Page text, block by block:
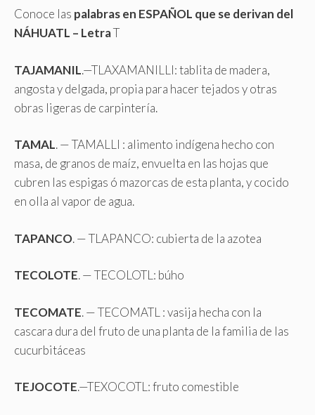
Conoce las palabras en ESPAÑOL que se derivan del
NÁHUATL – LetraT
TAJAMANIL.—TLAXAMANILLI: tablita de madera,
angosta y delgada, propia para hacer tejados y otras
obras ligeras de carpintería.
TAMAL. — TAMALLI : alimento indígena hecho con
masa, de granos de maíz, envuelta en las hojas que
cubren las espigas ó mazorcas de esta planta, y cocido
en olla al vapor de agua.
TAPANCO. — TLAPANCO: cubierta de la azotea
TECOLOTE. — TECOLOTL: búho
TECOMATE. — TECOMATL : vasija hecha con la
cascara dura del fruto de una planta de la familia de las
cucurbitáceas
TEJOCOTE.—TEXOCOTL: fruto comestible